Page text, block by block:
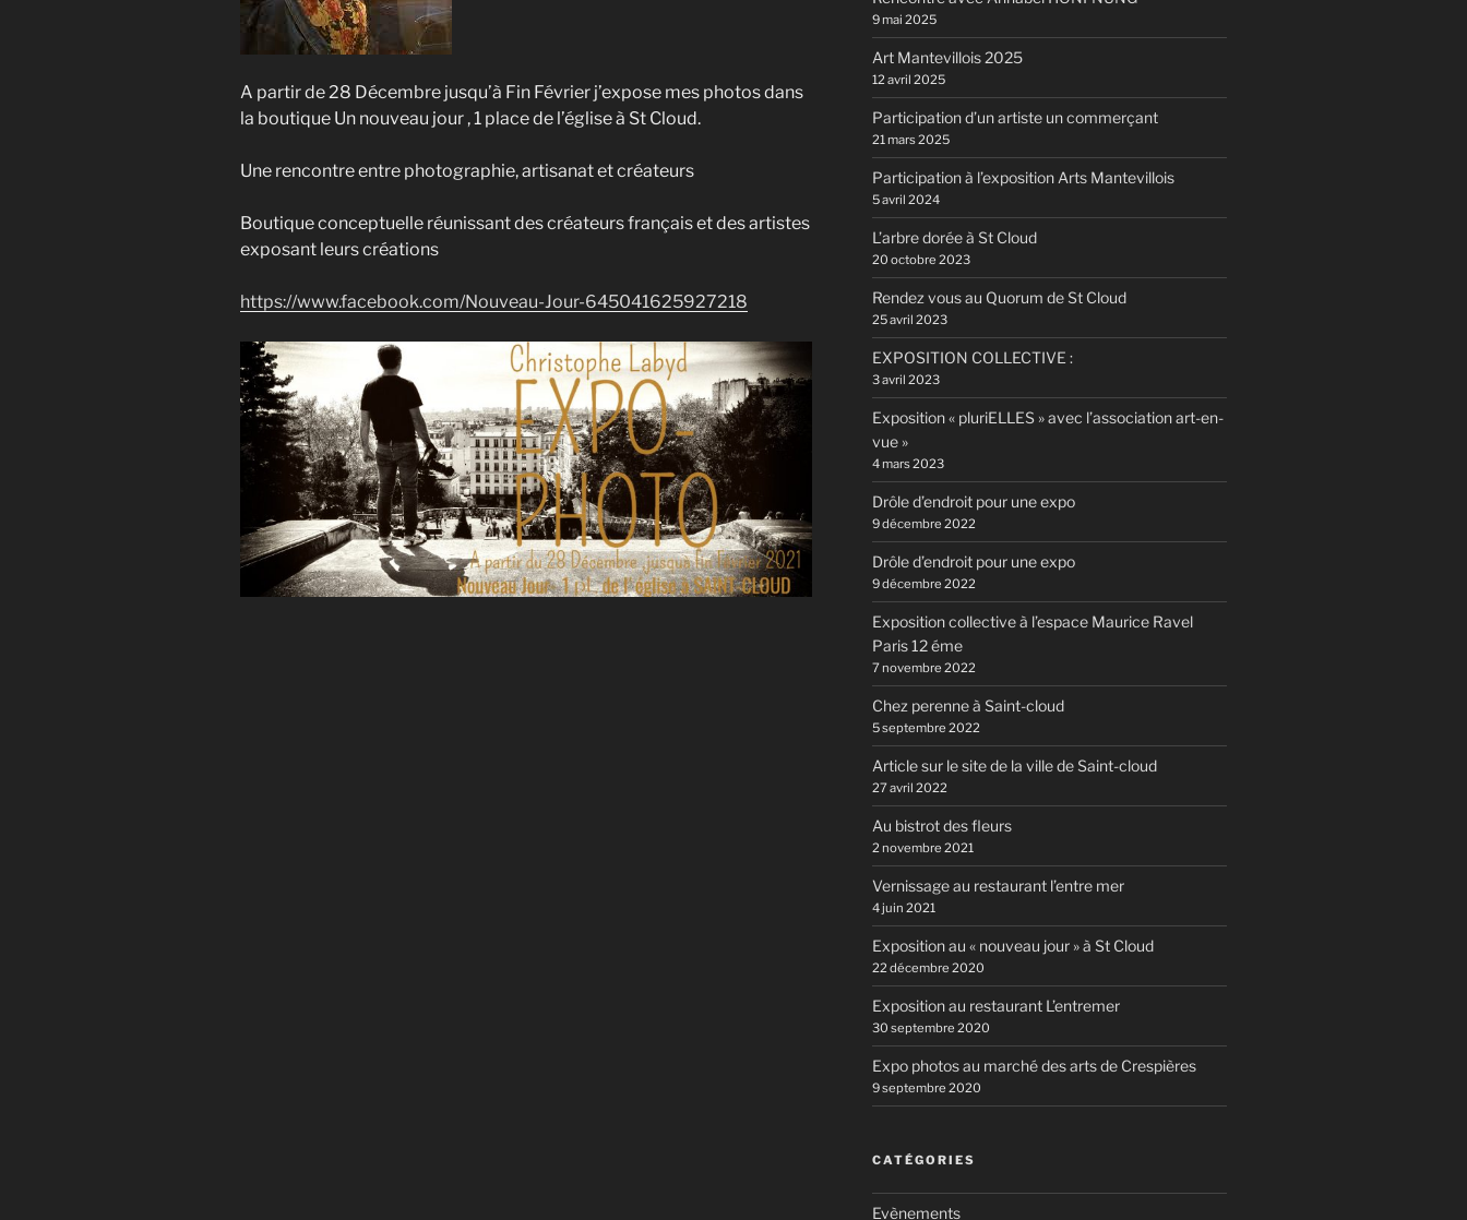
A partir de 28 Décembre jusqu’à Fin Février j’expose mes photos dans
la boutique Un nouveau jour , 1 place de l’église à St Cloud.
Une rencontre entre photographie, artisanat et créateurs
Boutique conceptuelle réunissant des créateurs français et des artistes
exposant leurs créations
https://www.facebook.com/Nouveau-Jour-645041625927218
9 mai 2025
Art Mantevillois 2025
12 avril 2025
Participation d’un artiste un commerçant
21 mars 2025
Participation à l’exposition Arts Mantevillois
5 avril 2024
L’arbre dorée à St Cloud
20 octobre 2023
Rendez vous au Quorum de St Cloud
25 avril 2023
EXPOSITION COLLECTIVE :
3 avril 2023
Exposition « pluriELLES » avec l’association art-en-
vue »
4 mars 2023
Drôle d’endroit pour une expo
9 décembre 2022
Drôle d’endroit pour une expo
9 décembre 2022
Exposition collective à l’espace Maurice Ravel
Paris 12 éme
7 novembre 2022
Chez perenne à Saint-cloud
5 septembre 2022
Article sur le site de la ville de Saint-cloud
27 avril 2022
Au bistrot des fleurs
2 novembre 2021
Vernissage au restaurant l’entre mer
4 juin 2021
Exposition au « nouveau jour » à St Cloud
22 décembre 2020
Exposition au restaurant L’entremer
30 septembre 2020
Expo photos au marché des arts de Crespières
9 septembre 2020
CATÉGORIES
Evènements